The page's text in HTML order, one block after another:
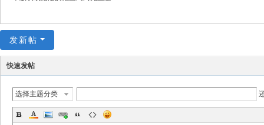
清
发新帖
快速发帖
选择主题分类